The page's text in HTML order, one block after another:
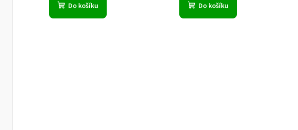
Do košíku Do košíku